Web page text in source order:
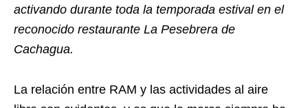
activando durante toda la temporada estival en el
reconocido restaurante La Pesebrera de
Cachagua.
La relación entre RAM y las actividades al aire